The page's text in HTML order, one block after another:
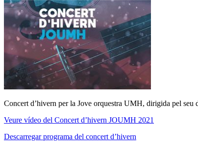
Concert d’hivern per la Jove orquestra UMH, dirigida pel seu
Veure vídeo del Concert d’hivern JOUMH 2021
Descarregar programa del concert d’hivern